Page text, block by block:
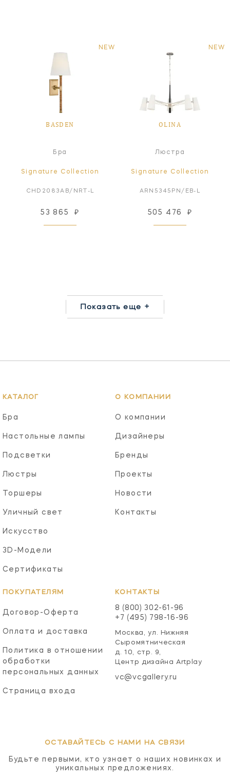
NEW
BASDEN
Бра
Signature Collection
CHD2083AB/NRT-L
53 865 ₽
NEW
OLINA
Люстра
Signature Collection
ARN5345PN/EB-L
505 476 ₽
Показать еще +
КАТАЛОГ
Бра
Настольные лампы
Подсветки
Люстры
Торшеры
Уличный свет
Искусство
3D-Модели
Сертификаты
О КОМПАНИИ
О компании
Дизайнеры
Бренды
Проекты
Новости
Контакты
ПОКУПАТЕЛЯМ
Договор-Оферта
Оплата и доставка
Политика в отношении
обработки
персональных данных
Страница входа
КОНТАКТЫ
8 (800) 302-61-96
+7 (495) 798-16-96
Москва, ул. Нижняя
Сыромятническая
д. 10, стр. 9,
Центр дизайна Artplay
vc@vcgallery.ru
ОСТАВАЙТЕСЬ С НАМИ НА СВЯЗИ
Будьте первыми, кто узнает о наших новинках и
уникальных предложениях.